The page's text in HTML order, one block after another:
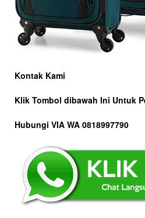
Kontak Kami
Klik Tombol dibawah Ini Untuk
Hubungi VIA WA 0818997790